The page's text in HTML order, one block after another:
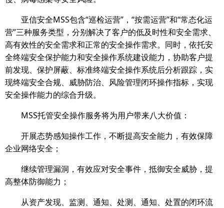
亚信安全MSS包含“巡检运营”，“按需运营”和“常态化运
营”三种服务类型，分别解决了客户的低及时性和安全需求、
高有效性的安全需求和正常的安全操作需求。同时，依托安
全终端安全保护能力和安全操作系统建设能力，协助客户提
前发现、保护屏蔽、标准终端安全操作系统后分析跟踪，实
现终端安全合规、威胁防治、风险管理闭环操作指标，实现
安全操作能力的综合升级。
MSS托管安全操作服务将为用户带来八大价值：
开展态势感知操作工作，不断提高安全能力，有效保障
企业网络安全；
继续管理漏洞，有效应对安全事件，抵御安全威胁，提
高整体防御能力；
从资产发现、监测、通知、处测、通知、处置的闭环流